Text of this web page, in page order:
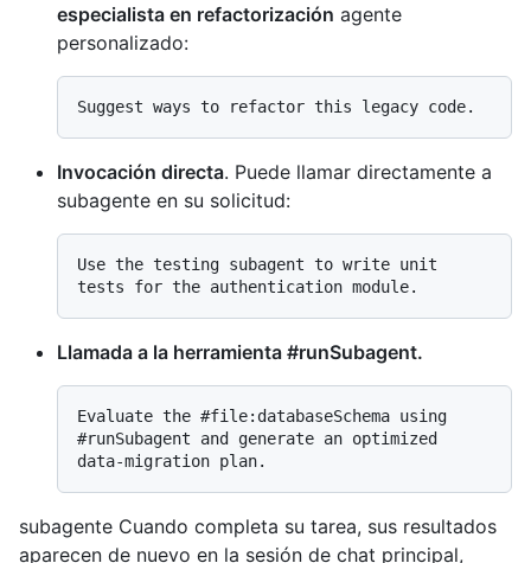
especialista en refactorización agente
personalizado:
Invocación directa. Puede llamar directamente a
subagente en su solicitud:
Use the testing subagent to write unit
Llamada a la herramienta #runSubagent.
Evaluate the #file:databaseSchema using
#runSubagent and generate an optimized
subagente Cuando completa su tarea, sus resultados
aparecen de nuevo en la sesión de chat principal,